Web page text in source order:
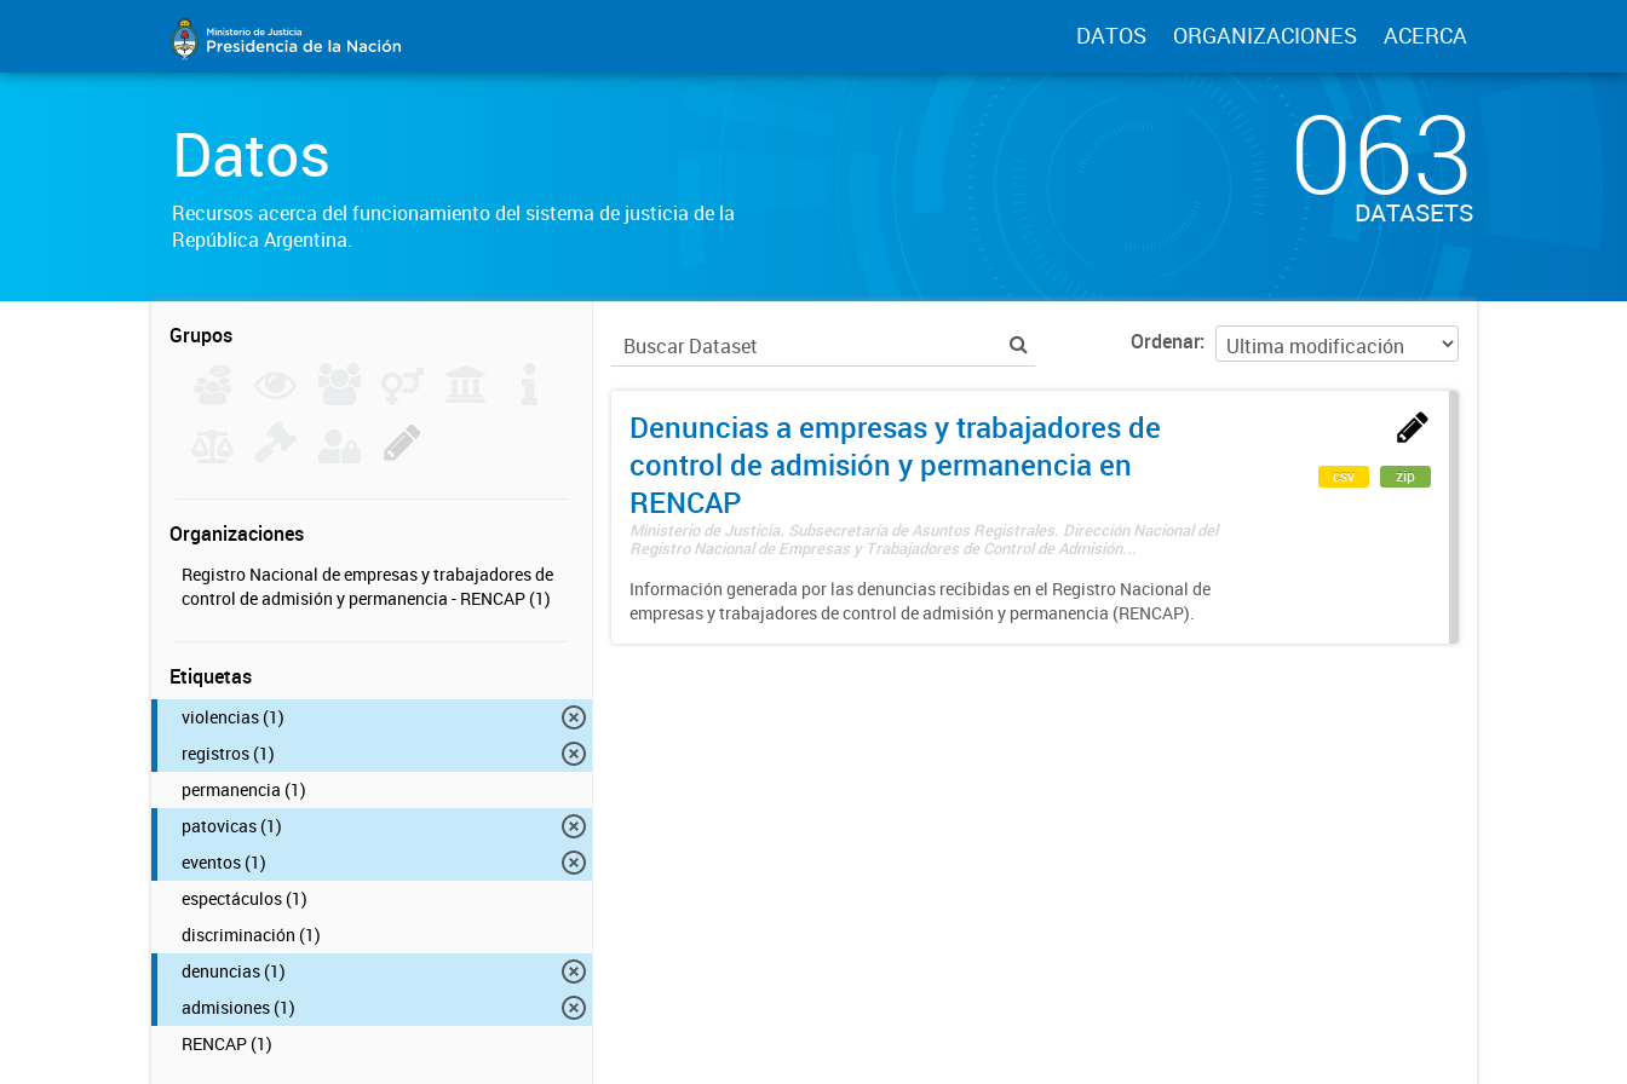
DATOS ORGANIZACIONES ACERCA
Datos
Recursos acerca del funcionamiento del sistema de justicia de la
República Argentina.
063
DATASETS
Grupos
Organizaciones
Registro Nacional de empresas y trabajadores de
control de admisión y permanencia - RENCAP (1)
Etiquetas
violencias (1)
registros (1)
permanencia (1)
patovicas (1)
eventos (1)
espectáculos (1)
discriminación (1)
denuncias (1)
admisiones (1)
RENCAP (1)
Ordenar
Denuncias a empresas y trabajadores de
control de admisión y permanencia en
RENCAP
Ministerio de Justicia. Subsecretaría de Asuntos Registrales. Dirección Nacional del
Registro Nacional de Empresas y Trabajadores de Control de Admisión...
Información generada por las denuncias recibidas en el Registro Nacional de
empresas y trabajadores de control de admisión y permanencia (RENCAP).
csv zip